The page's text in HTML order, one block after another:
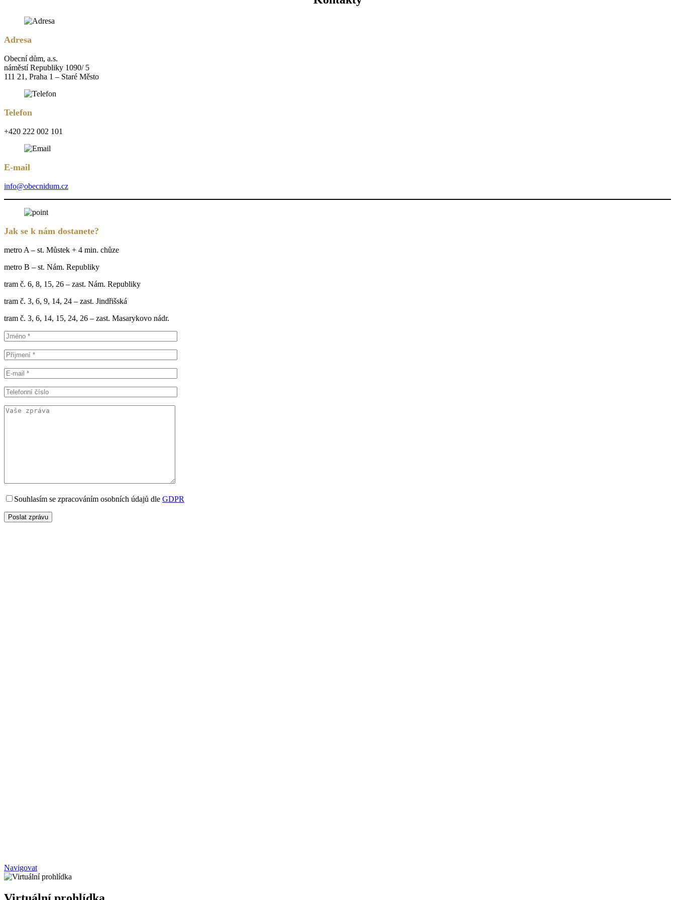
Adresa
Obecní dům, a.s.
náměstí Republiky 1090/ 5
111 21, Praha 1 – Staré Město
Telefon
+420 222 002 101
E-mail
info@obecnidum.cz
Jak se k nám dostanete?
metro A – st. Můstek + 4 min. chůze
metro B – st. Nám. Republiky
tram č. 6, 8, 15, 26 – zast. Nám. Republiky
tram č. 3, 6, 9, 14, 24 – zast. Jindřišská
tram č. 3, 6, 14, 15, 24, 26 – zast. Masarykovo nádr.
Souhlasím se zpracováním osobních údajů dle GDPR
Navigovat